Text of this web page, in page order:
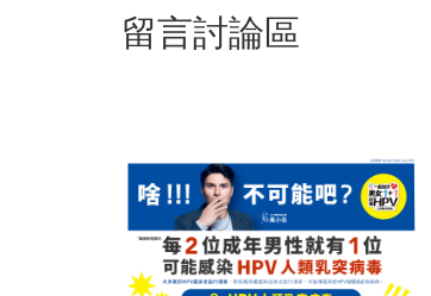
留言討論區